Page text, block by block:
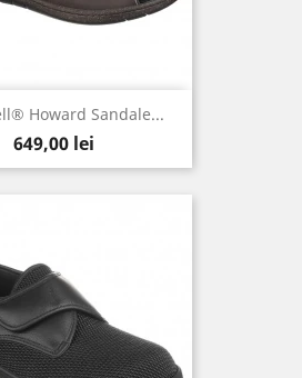
Howard Sandale...
Pret
649,00 lei